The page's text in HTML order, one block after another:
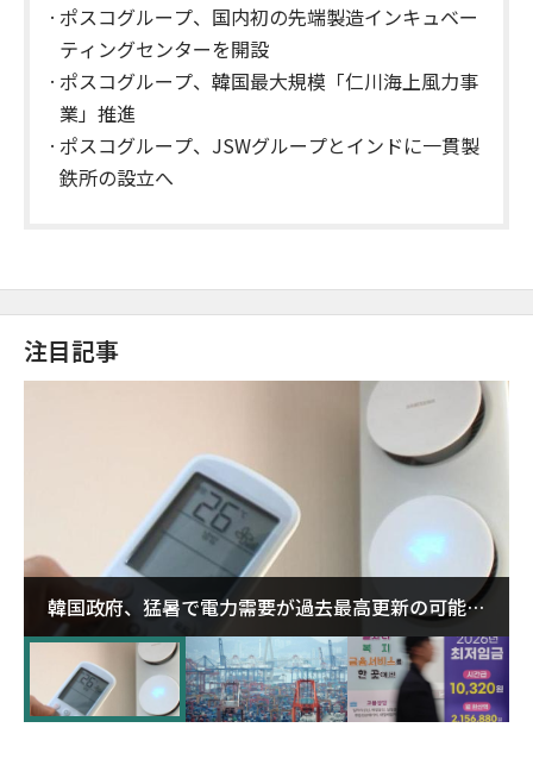
ポスコグループ、国内初の先端製造インキュベー
ティングセンターを開設
ポスコグループ、韓国最大規模「仁川海上風力事
業」推進
ポスコグループ、JSWグループとインドに一貫製
鉄所の設立へ
注目記事
韓国政府、猛暑で電力需要が過去最高更新の可能性
に需給対応体制を点検